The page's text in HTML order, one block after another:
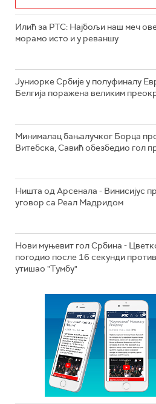
Илић за РТС: Најбољи наш меч
морамо исто и у реваншу
Јуниорке Србије у полуфиналу
Белгија поражена великим
Минималац бањалучког Борца
Витебска, Савић обезбедио гол
Ништа од Арсенала - Винисијус
уговор са Реал Мадридом
Нови муњевит гол Србина -
погодио после 16 секунди
утишао "Тумбу"